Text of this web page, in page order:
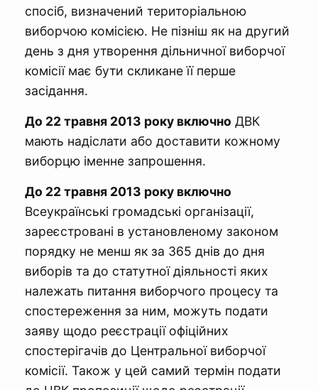
спосіб, визначений територіальною
виборчою комісією. Не пізніш як на другий
день з дня утворення дільничної виборчої
комісії має бути скликане її перше
засідання.
До 22 травня 2013 року включно ДВК
мають надіслати або доставити кожному
виборцю іменне запрошення.
До 22 травня 2013 року включно
Всеукраїнські громадські організації,
зареєстровані в установленому законом
порядку не менш як за 365 днів до дня
виборів та до статутної діяльності яких
належать питання виборчого процесу та
спостереження за ним, можуть подати
заяву щодо реєстрації офіційних
спостерігачів до Центральної виборчої
комісії. Також у цей самий термін подати